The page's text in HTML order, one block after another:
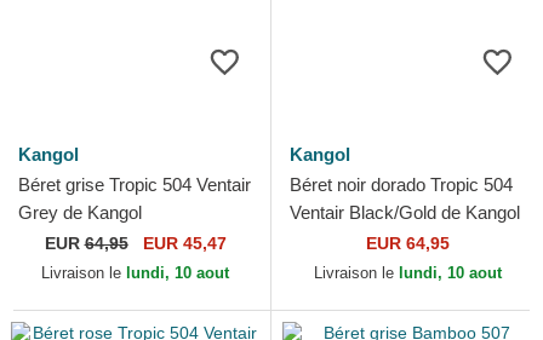
Kangol
Béret grise Tropic 504 Ventair
Grey de Kangol
EUR64,95 EUR 45,47
Livraison le lundi, 10 aout
Kangol
Béret noir dorado Tropic 504
Ventair Black/Gold de Kangol
EUR 64,95
Livraison le lundi, 10 aout